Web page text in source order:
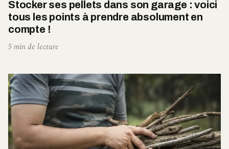
Stocker ses pellets dans son garage : voici
tous les points à prendre absolument en
compte !
5 min de lecture